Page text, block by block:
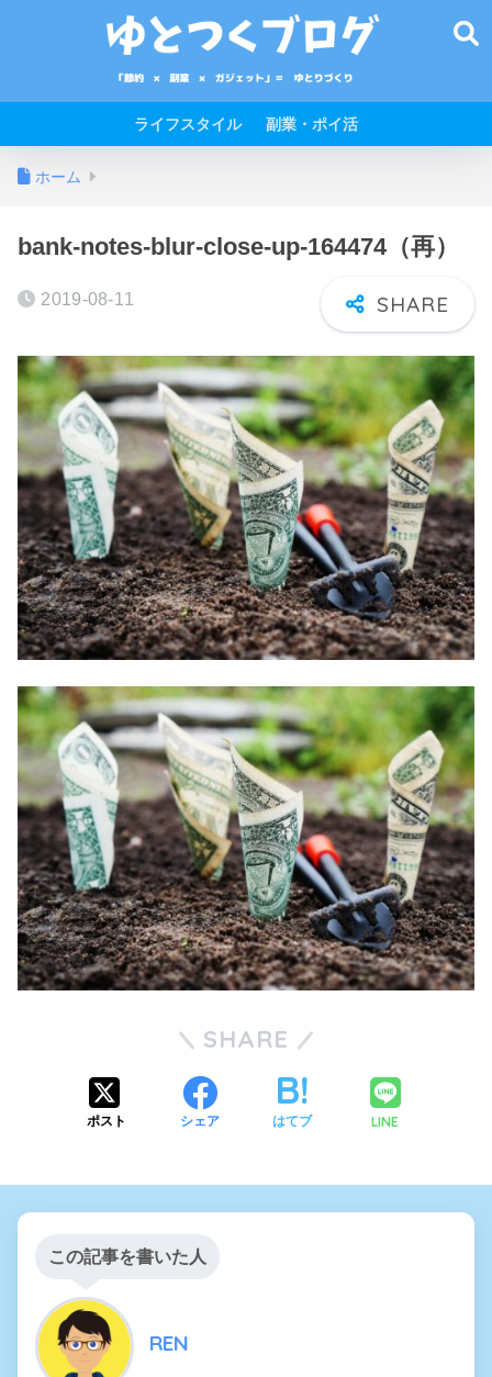
ライフスタイル 副業・ポイ活
ホーム
bank-notes-blur-close-up-164474（再）
2019-08-11
SHARE
ポスト シェア はてブ LINE
この記事を書いた人
REN